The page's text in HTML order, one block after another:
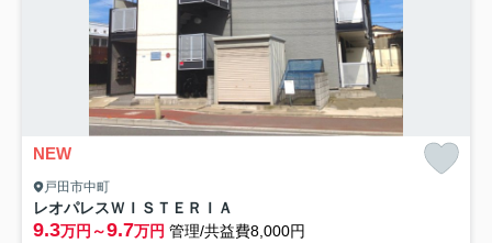
NEW
戸田市中町
レオパレスＷＩＳＴＥＲＩＡ
9.3万円～9.7万円 管理/共益費8,000円